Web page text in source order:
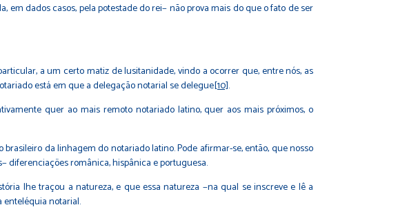
dados casos, pela potestade do rei− não prova mais do que o fato de ser
a um certo matiz de lusitanidade, vindo a ocorrer que, entre nós, as
está em que a delegação notarial se delegue[10].
quer ao mais remoto notariado latino, quer aos mais próximos, o
da linhagem do notariado latino. Pode afirmar-se, então, que nosso
diferenciações românica, hispânica e portuguesa.
lhe traçou a natureza, e que essa natureza −na qual se inscreve e lê a
enteléquia notarial.